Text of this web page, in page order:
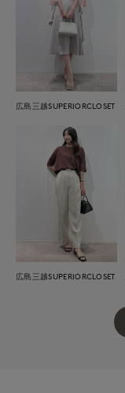
広島三越SUPERIORCLOSET
広島三越SUPERIORCLOSET